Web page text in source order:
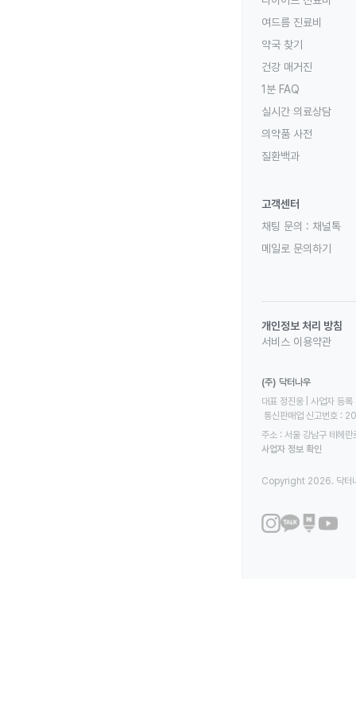
여드름 진료비
약국 찾기
건강 매거진
1분 FAQ
실시간 의료상담
의약품 사전
질환백과
고객센터
채팅 문의 : 채널톡
메일로 문의하기
개인정보 처리 방침
서비스 이용약관
(주) 닥터나우
대표 정진웅 | 사업자
통신판매업 신고번호
주소 : 서울 강남구 테헤
사업자 정보 확인
Copyright 2026. 닥터